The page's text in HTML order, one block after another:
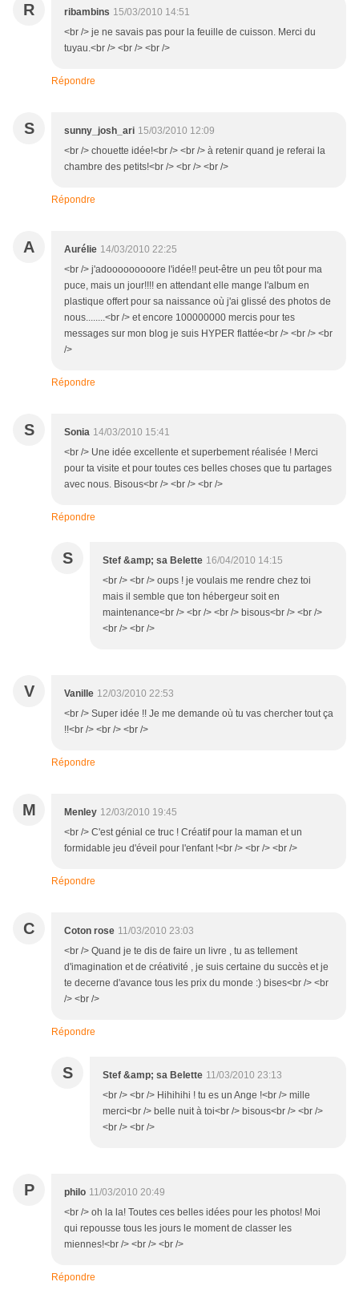
R ribambins 15/03/2010 14:51
<br /> je ne savais pas pour la feuille de cuisson. Merci du
tuyau.<br /> <br /> <br />
Répondre
S sunny_josh_ari 15/03/2010 12:09
<br /> chouette idée!<br /> <br /> à retenir quand je referai la
chambre des petits!<br /> <br /> <br />
Répondre
A Aurélie 14/03/2010 22:25
<br /> j'adooooooooore l'idée!! peut-être un peu tôt pour ma
puce, mais un jour!!!! en attendant elle mange l'album en
plastique offert pour sa naissance où j'ai glissé des photos de
nous........<br /> et encore 100000000 mercis pour tes
messages sur mon blog je suis HYPER flattée<br /> <br /> <br
/>
Répondre
S Sonia 14/03/2010 15:41
<br /> Une idée excellente et superbement réalisée ! Merci
pour ta visite et pour toutes ces belles choses que tu partages
avec nous. Bisous<br /> <br /> <br />
Répondre
S Stef &amp; sa Belette 16/04/2010 14:15
<br /> <br /> oups ! je voulais me rendre chez toi
mais il semble que ton hébergeur soit en
maintenance<br /> <br /> <br /> bisous<br /> <br />
<br /> <br />
V Vanille 12/03/2010 22:53
<br /> Super idée !! Je me demande où tu vas chercher tout ça
!!<br /> <br /> <br />
Répondre
M Menley 12/03/2010 19:45
<br /> C'est génial ce truc ! Créatif pour la maman et un
formidable jeu d'éveil pour l'enfant !<br /> <br /> <br />
Répondre
C Coton rose 11/03/2010 23:03
<br /> Quand je te dis de faire un livre , tu as tellement
d'imagination et de créativité , je suis certaine du succès et je
te decerne d'avance tous les prix du monde :) bises<br /> <br
/> <br />
Répondre
S Stef &amp; sa Belette 11/03/2010 23:13
<br /> <br /> Hihihihi ! tu es un Ange !<br /> mille
merci<br /> belle nuit à toi<br /> bisous<br /> <br />
<br /> <br />
P philo 11/03/2010 20:49
<br /> oh la la! Toutes ces belles idées pour les photos! Moi
qui repousse tous les jours le moment de classer les
miennes!<br /> <br /> <br />
Répondre